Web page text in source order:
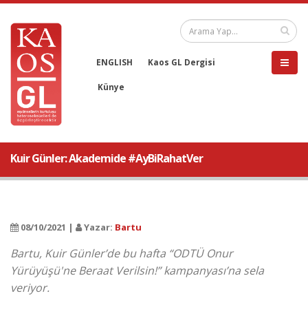
ENGLISH Kaos GL Dergisi
Künye
Kuir Günler: Akademide #AyBiRahatVer
08/10/2021 | Yazar: Bartu
Bartu, Kuir Günler’de bu hafta “ODTÜ Onur
Yürüyüşü'ne Beraat Verilsin!” kampanyası’na sela
veriyor.